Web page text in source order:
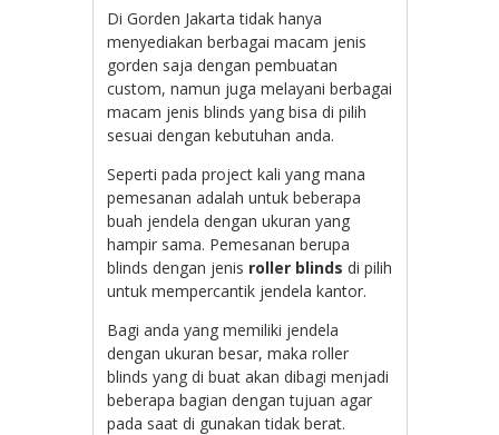
Di Gorden Jakarta tidak hanya
menyediakan berbagai macam jenis
gorden saja dengan pembuatan
custom, namun juga melayani berbagai
macam jenis blinds yang bisa di pilih
sesuai dengan kebutuhan anda.
Seperti pada project kali yang mana
pemesanan adalah untuk beberapa
buah jendela dengan ukuran yang
hampir sama. Pemesanan berupa
blinds dengan jenis roller blinds di pilih
untuk mempercantik jendela kantor.
Bagi anda yang memiliki jendela
dengan ukuran besar, maka roller
blinds yang di buat akan dibagi menjadi
beberapa bagian dengan tujuan agar
pada saat di gunakan tidak berat.